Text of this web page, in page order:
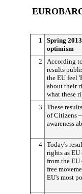
1
Spring
optimism
2
According
results
the EU feel
about their
what these
3
These
of Citizens
awareness
4 Today's
rights as
from the
free
EU's most